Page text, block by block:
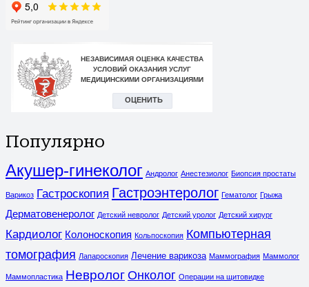
Популярно
Акушер-гинеколог Андролог Анестезиолог Биопсия простаты
Варикоз Гастроскопия Гастроэнтеролог Гематолог Грыжа
Дерматовенеролог Детский невролог Детский уролог Детский хирург
Кардиолог Колоноскопия Кольпоскопия Компьютерная
томография Лапароскопия Лечение варикоза Маммография Маммолог
Маммопластика Невролог Онколог Операции на щитовидке